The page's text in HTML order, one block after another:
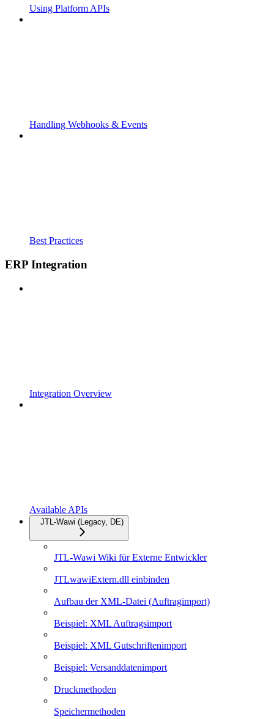
Using Platform APIs
Handling Webhooks & Events
Best Practices
ERP Integration
Integration Overview
Available APIs
JTL-Wawi (Legacy, DE)
JTL-Wawi Wiki für Externe Entwickler
JTLwawiExtern.dll einbinden
Aufbau der XML-Datei (Auftragimport)
Beispiel: XML Auftragsimport
Beispiel: XML Gutschriftenimport
Beispiel: Versanddatenimport
Druckmethoden
Speichermethoden